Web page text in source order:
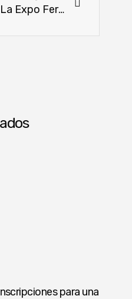
La Expo Feria «Jakakuaa hagua oñondive» se hará mañana en la Costanera de Encarnación
para una